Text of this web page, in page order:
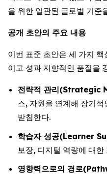
을 위한 일관된 글로벌 기준
공개 초안의 주요 내용
이번 표준 초안은 세 가지
이고 성과 지향적인 품질을
전략적 관리(Strategic
스, 자원을 연계해 장기
받침한다.
학습자 성공(Learner
보장, 디지털 역량에 대
영향력으로의 경로